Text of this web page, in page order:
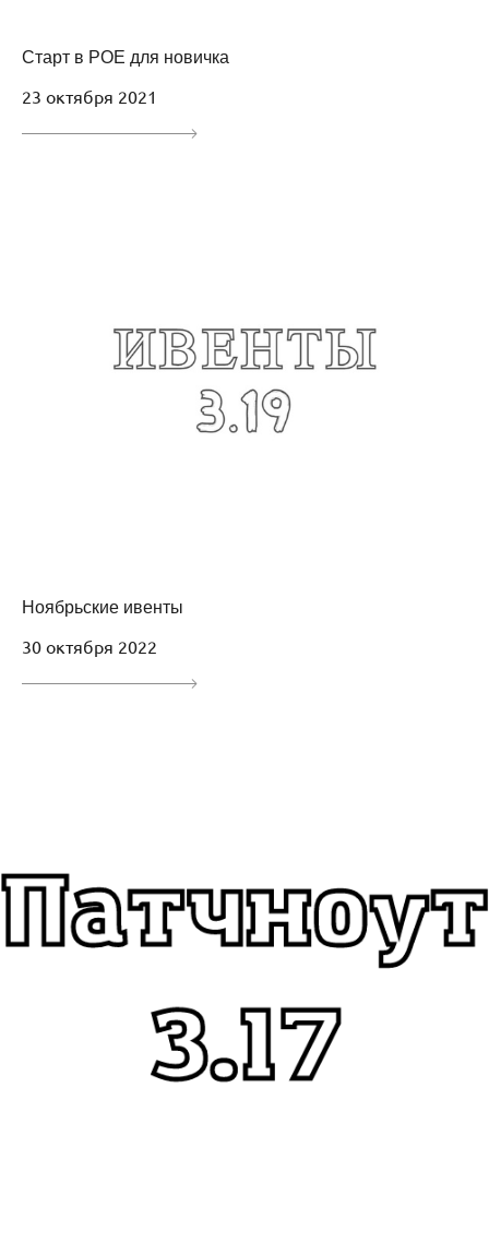
Старт в POE для новичка
23 октября 2021
Ноябрьские ивенты
30 октября 2022